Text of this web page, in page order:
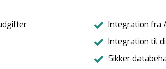
Integration fra
Integration til
Sikker